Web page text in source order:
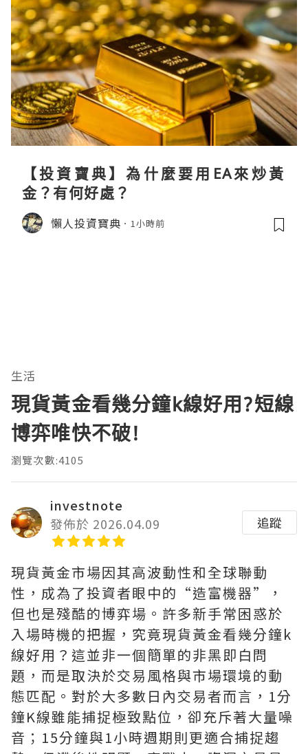
【投資寶典】為什麼要用EA來炒黃
金？有何好處？
懶人投資寶典 1小時前
生活
現貨黃金看幾分鐘k線好用?短線
博弈唯快不破!
瀏覽次數:4105
investnote
發佈於 2026.04.09
追蹤
現貨黃金市場因其高波動性和全球聯動
性，成為了投資者眼中的“造富機器”，
但也是殘酷的博弈場。許多新手常困惑於
入場時機的把握，究竟現貨黃金看幾分鐘k
線好用？這並非一個簡單的非黑即白問
題，而是取決於交易風格與市場環境的動
態匹配。對於大多數日內交易者而言，1分
鐘K線雖能捕捉極致點位，卻充斥著大量噪
音；15分鐘與1小時週期則更適合捕捉趨